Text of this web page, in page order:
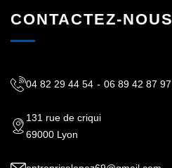
CONTACTEZ-NOUS
04 82 29 44 54 - 06 89 42 87 97
131 rue de criqui
69000 Lyon